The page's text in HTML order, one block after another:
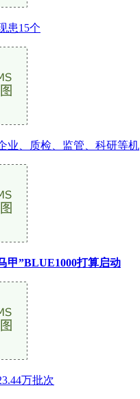
患15个
业、质检、监管、科研等机
甲”BLUE1000打算启动
万批次